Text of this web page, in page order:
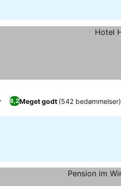
8,2Meget godt (542 bedømmelser)